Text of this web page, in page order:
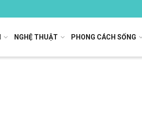
NGHỆ THUẬT PHONG CÁCH SỐNG